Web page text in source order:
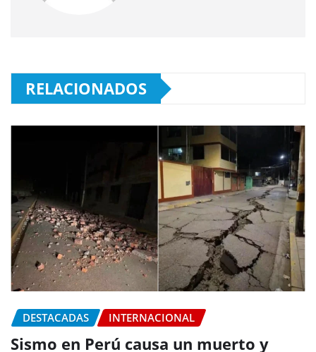
RELACIONADOS
DESTACADAS INTERNACIONAL
Sismo en Perú causa un muerto y